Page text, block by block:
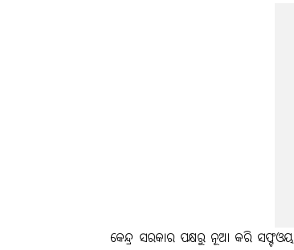
କେନ୍ଦ୍ର ସରକାର ପକ୍ଷରୁ ନୂଆ କରି